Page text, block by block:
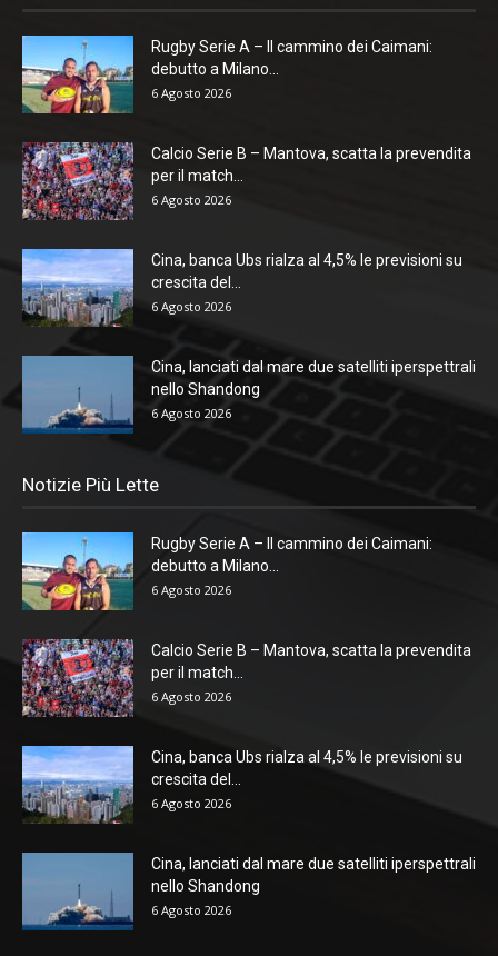
Rugby Serie A – Il cammino dei Caimani:
debutto a Milano...
6 Agosto 2026
Calcio Serie B – Mantova, scatta la prevendita
per il match...
6 Agosto 2026
Cina, banca Ubs rialza al 4,5% le previsioni su
crescita del...
6 Agosto 2026
Cina, lanciati dal mare due satelliti iperspettrali
nello Shandong
6 Agosto 2026
Notizie Più Lette
Rugby Serie A – Il cammino dei Caimani:
debutto a Milano...
6 Agosto 2026
Calcio Serie B – Mantova, scatta la prevendita
per il match...
6 Agosto 2026
Cina, banca Ubs rialza al 4,5% le previsioni su
crescita del...
6 Agosto 2026
Cina, lanciati dal mare due satelliti iperspettrali
nello Shandong
6 Agosto 2026